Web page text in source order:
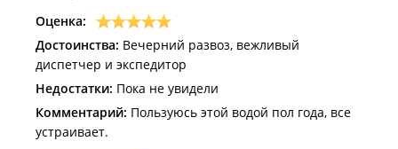
Оценка:
Достоинства: Вечерний развоз, вежливый
диспетчер и экспедитор
Недостатки: Пока не увидели
Комментарий: Пользуюсь этой водой пол года, все
устраивает.